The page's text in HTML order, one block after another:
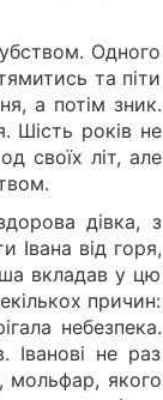
Одного
та піти
а потім зник.
Шість років не
своїх літ, але
дівка, з
Івана від горя,
вкладав у цю
причин:
небезпека.
Іванові не раз
мольфар, якого